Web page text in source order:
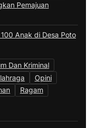
Pemajuan
Anak di Desa Poto
Dan Kriminal
Opini
Ragam